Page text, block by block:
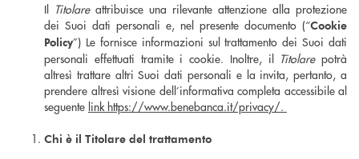
Il Titolareattribuisce una rilevante attenzione alla protezione
dei Suoi dati personali e, nel presente documento (“Cookie
Policy”) Le fornisce informazioni sul trattamento dei Suoi dati
personali effettuati tramite i cookie. Inoltre, il Titolarepotrà
altresì trattare altri Suoi dati personali e la invita, pertanto, a
prendere altresì visione dell’informativa completa accessibile al
seguente linkhttps://www.benebanca.it/privacy/.
Chi è il Titolare del trattamento